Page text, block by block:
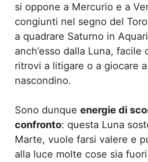
si oppone a Mercurio e a
congiunti nel segno del
a quadrare Saturno in
anch’esso dalla Luna, facile
ritrovi a litigare o a giocare a
nascondino.
Sono dunque energie di
confronto: questa Luna
Marte, vuole farsi valere e
alla luce molte cose sia